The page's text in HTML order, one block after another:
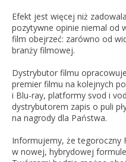
Efekt jest więcej niż
pozytywne opinie niemal od
film obejrzeć: zarówno od
branży filmowej.
Dystrybutor filmu
premier filmu na kolejnych
i Blu-ray, platformy svod i
dystrybutorem zapis o puli
na nagrody dla Państwa.
Informujemy, że tegoroczny
w nowej, hybrydowej